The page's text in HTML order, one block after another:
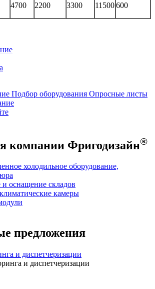
4700 2200 3300 11500600
Подбор оборудования Опросные листы
компании Фригодизайн®
предложения
и диспетчеризации